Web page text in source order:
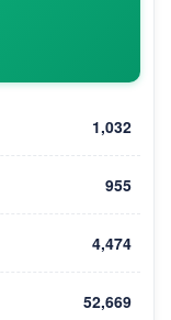
1,032
955
4,474
52,669